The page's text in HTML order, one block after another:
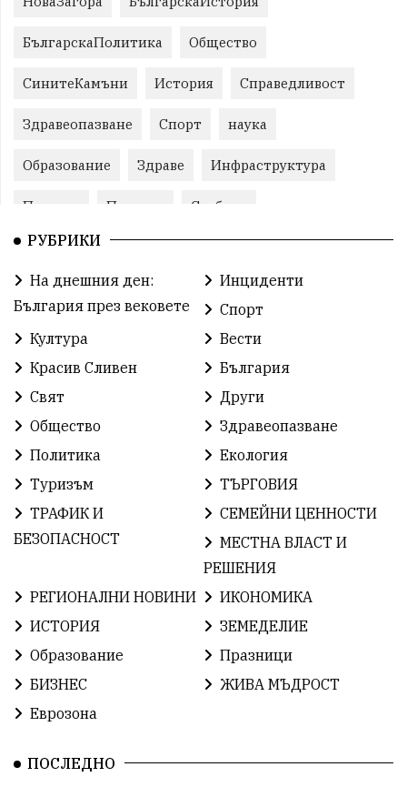
БългарскаПолитика Общество
СинитеКамъни История Справедливост
Здравеопазване Спорт наука
Образование Здраве Инфраструктура
Пеевски Протест Свобода
ИвелинМихайлов
Празник ГражданскоОбщество
РадостинВасилев ЛекаАтлетика
ХристоИлиев БългарскоЗемеделие
БългарскиСпорт
ОбщественИнтерес земеделие
ИсторияНаБългария Иновации САЩ
БългарскаГордост Археология Твърдица
Легенда Право
ОтровнатаЯбълка ЦветомирПетков
България2025
РУБРИКИ
На днешния ден:
България през вековете
Инциденти
Спорт
Култура
Вести
Красив Сливен
България
Свят
Други
Общество
Здравеопазване
Политика
Екология
Туризъм
ТЪРГОВИЯ
ТРАФИК И
БЕЗОПАСНОСТ
СЕМЕЙНИ ЦЕННОСТИ
МЕСТНА ВЛАСТ И
РЕШЕНИЯ
РЕГИОНАЛНИ НОВИНИ
ИКОНОМИКА
ИСТОРИЯ
ЗЕМЕДЕЛИЕ
Образование
Празници
БИЗНЕС
ЖИВА МЪДРОСТ
Еврозона
ПОСЛЕДНО